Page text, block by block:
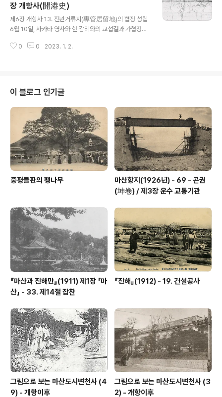
라 도모조(松原友藏) 씨 집에 두면서 창원읍내에 임시로
살며 가을에 미곡 매출로 왕래하는 일 외에는 부산영사관
마산분관원 2~3명과 경찰관 2명이 있을 뿐이었다. 같은
해 11월 3일 제1회 각국거류지 경매 이래 마산의 좋은 입지
와 산수의 풍광명미함이 강지에 선전되어 이주자도 역시
장 개항사(開港史)
제6장 개항사 13. 전관거류지(專管居留地)의 협정 성립
6월 10일, 사카타 영사와 한 감리와의 교섭결과 가협정이
약서〕 1. 전관거류지의 연간 조세는 일시적으로 일본정부
구거(溝渠)는 미매수지 전부의 매수가 끝날 때까지 조세를
가하지 않을 것. 1. 전관지 북쪽 경계성 부근의 교차하는 곳
은 실검(實檢)하고 일본전관지 내에 있는 한국정부 소유지
과 교환해야 할 것. 1. 마산포에서의 악한과 무뢰배의 정황
을 한국인 손에서 수사할 수 있게 정찰원을 상시 배치시킬
것. 1. 창원감리서..
0 0 2023. 1. 2.
이 블로그 인기글
중평들판의 팽나무
마산항지(1926년) - 69 - 곤권
(坤卷) / 제3장 운수 교통기관
『마산과 진해만』(1911) 제1장 「마
산」 - 33. 제14절 잡찬
『진해』(1912) - 19. 건설공사
그림으로 보는 마산도시변천사 (4
9) - 개항이후
그림으로 보는 마산도시변천사 (3
2) - 개항이후